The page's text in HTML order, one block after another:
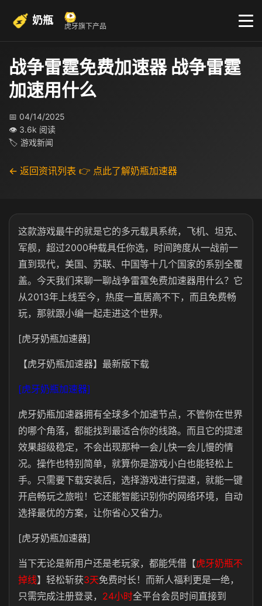
奶瓶 虎牙旗下产品
战争雷霆免费加速器 战争雷霆
加速用什么
📅 04/14/2025
👁 3.6k 阅读
🏷 游戏新闻
← 返回资讯列表 👉 点此了解奶瓶加速器
这款游戏最牛的就是它的多元载具系统，飞机、坦克、
军舰，超过2000种载具任你选，时间跨度从一战前一
直到现代，美国、苏联、中国等十几个国家的系别全覆
盖。今天我们来聊一聊战争雷霆免费加速器用什么？它
从2013年上线至今，热度一直居高不下，而且免费畅
玩，那就跟小编一起走进这个世界。
[虎牙奶瓶加速器]
【虎牙奶瓶加速器】最新版下载
[虎牙奶瓶加速器]
虎牙奶瓶加速器拥有全球多个加速节点，不管你在世界
的哪个角落，都能找到最适合你的线路。而且它的提速
效果超级稳定，不会出现那种一会儿快一会儿慢的情
况。操作也特别简单，就算你是游戏小白也能轻松上
手。只需要下载安装后，选择游戏进行提速，就能一键
开启畅玩之旅啦！它还能智能识别你的网络环境，自动
选择最优的方案，让你省心又省力。
[虎牙奶瓶加速器]
当下无论是新用户还是老玩家，都能凭借【虎牙奶瓶不
掉线】轻松斩获3天免费时长！而新人福利更是一绝，
只需完成注册登录， 24小时全平台会员时间直接到